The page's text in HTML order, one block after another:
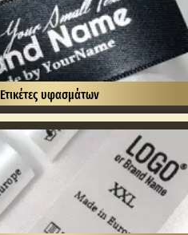
Ετικέτες υφασμάτων